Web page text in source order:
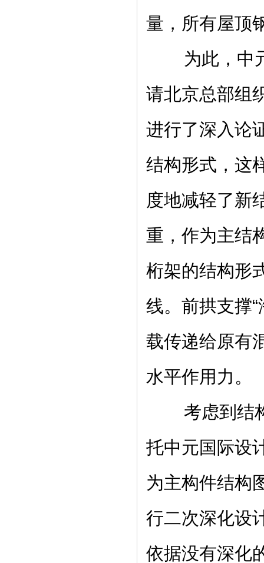
量，所有屋顶
为此，中元
请北京总部组
进行了深入论
结构形式，这
度地减轻了新
重，作为主结
桁架的结构形
线。前拱支撑
载传递给原有
水平作用力。
考虑到结构
托中元国际设
为主构件结构
行二次深化设
依据没有深化